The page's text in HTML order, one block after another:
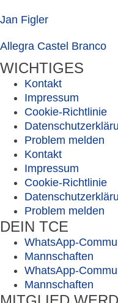
Jan Figler
Allegra Castel Branco
WICHTIGES
Kontakt
Impressum
Cookie-Richtlinie
Problem melden
Kontakt
Impressum
Cookie-Richtlinie
Problem melden
DEIN TCE
WhatsApp-
Mannschaften
WhatsApp-
Mannschaften